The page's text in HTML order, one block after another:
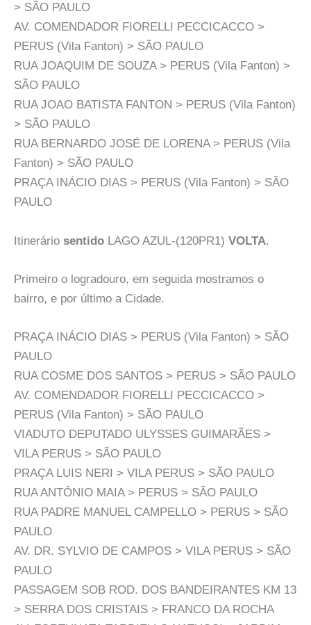
> SÃO PAULO
AV. COMENDADOR FIORELLI PECCICACCO >
PERUS (Vila Fanton) > SÃO PAULO
RUA JOAQUIM DE SOUZA > PERUS (Vila Fanton) >
SÃO PAULO
RUA JOAO BATISTA FANTON > PERUS (Vila Fanton)
> SÃO PAULO
RUA BERNARDO JOSÉ DE LORENA > PERUS (Vila
Fanton) > SÃO PAULO
PRAÇA INÁCIO DIAS > PERUS (Vila Fanton) > SÃO
PAULO
Itinerário sentido LAGO AZUL-(120PR1) VOLTA.
Primeiro o logradouro, em seguida mostramos o
bairro, e por último a Cidade.
PRAÇA INÁCIO DIAS > PERUS (Vila Fanton) > SÃO
PAULO
RUA COSME DOS SANTOS > PERUS > SÃO PAULO
AV. COMENDADOR FIORELLI PECCICACCO >
PERUS (Vila Fanton) > SÃO PAULO
VIADUTO DEPUTADO ULYSSES GUIMARÃES >
VILA PERUS > SÃO PAULO
PRAÇA LUIS NERI > VILA PERUS > SÃO PAULO
RUA ANTÔNIO MAIA > PERUS > SÃO PAULO
RUA PADRE MANUEL CAMPELLO > PERUS > SÃO
PAULO
AV. DR. SYLVIO DE CAMPOS > VILA PERUS > SÃO
PAULO
PASSAGEM SOB ROD. DOS BANDEIRANTES KM 13
> SERRA DOS CRISTAIS > FRANCO DA ROCHA